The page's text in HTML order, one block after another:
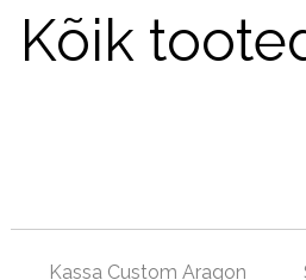
Kõik
Kassa Custom Aragon